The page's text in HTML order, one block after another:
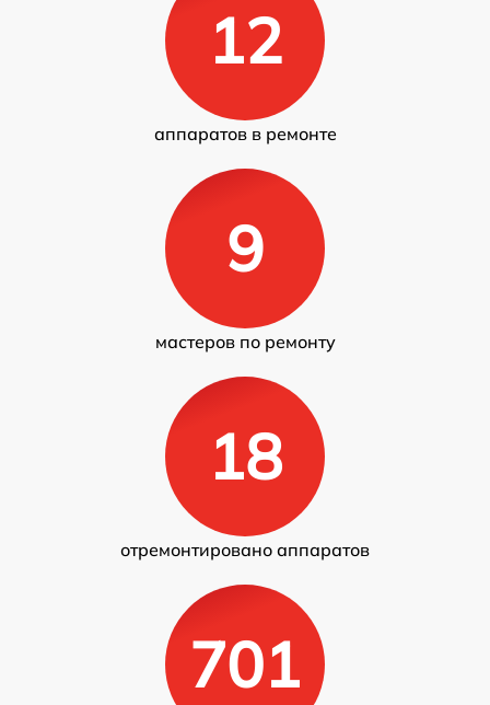
12
аппаратов в ремонте
9
мастеров по ремонту
18
отремонтировано аппаратов
701